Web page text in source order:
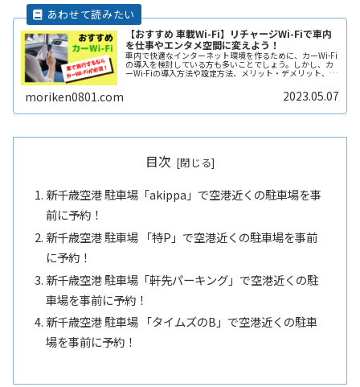
【おすすめ 車載Wi-Fi】リチャージWi-Fiで車内
を仕事やエンタメ空間に変えよう！
車内で快適なインターネット環境を作るために、カーWi-Fi
の導入を検討している方も多いことでしょう。しかし、カ
ーWi-Fiの導入方法や設定方法、メリット・デメリット、注
moriken0801.com 2023.05.07
目次
新千歳空港 駐車場「akippa」で空港近くの駐車場を事
前に予約！
新千歳空港 駐車場 「特P」で空港近くの駐車場を事前
に予約！
新千歳空港 駐車場「軒先パーキング」で空港近くの駐
車場を事前に予約！
新千歳空港 駐車場 「タイムズのB」で空港近くの駐車
場を事前に予約！